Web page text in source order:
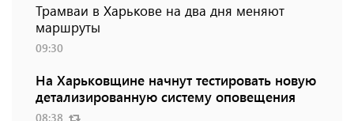
Трамваи в Харькове на два дня меняют
маршруты
09:30
На Харьковщине начнут тестировать новую
детализированную систему оповещения
08:38